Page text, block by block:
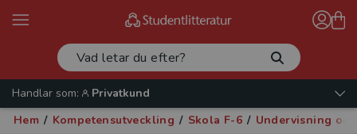
Handlar som:
Privatkund
Hem / Kompetensutveckling / Skola F-6 / Undervisning